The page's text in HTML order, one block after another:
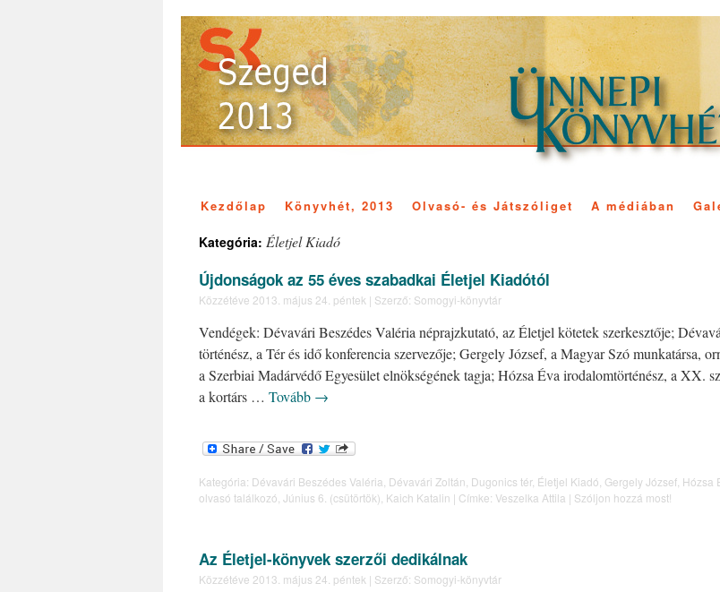
Kezdőlap Könyvhét, 2013 Olvasó- és Játszóliget A médiában
Kategória: Életjel Kiadó
Újdonságok az 55 éves szabadkai Életjel Kiadótól
Közzétéve 2013. május 24. péntek | Szerző: Somogyi-könyvtár
Vendégek: Dévavári Beszédes Valéria néprajzkutató, az Életjel kötetek szerkesztője;
történész, a Tér és idő konferencia szervezője; Gergely József, a Magyar Szó munkatársa,
a Szerbiai Madárvédő Egyesület elnökségének tagja; Hózsa Éva irodalomtörténész, a XX.
a kortárs … Tovább →
Kategória: Dévavári Beszédes Valéria, Dévavári Zoltán, Dugonics tér, Életjel Kiadó, Gergely József, Hózsa
olvasó találkozó, Június 6. (csütörtök), Kaich Katalin | Címke: Veszelka Attila | Szóljon hozzá most!
Az Életjel-könyvek szerzői dedikálnak
Közzétéve 2013. május 24. péntek | Szerző: Somogyi-könyvtár